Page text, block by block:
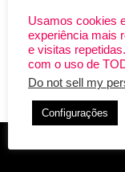
novo álbum – já
artista promete
Lollapalooza em
Ouça aqui o hit
Usamos cookies
experiência mais
e visitas
com o uso de
Do not sell my
Configurações